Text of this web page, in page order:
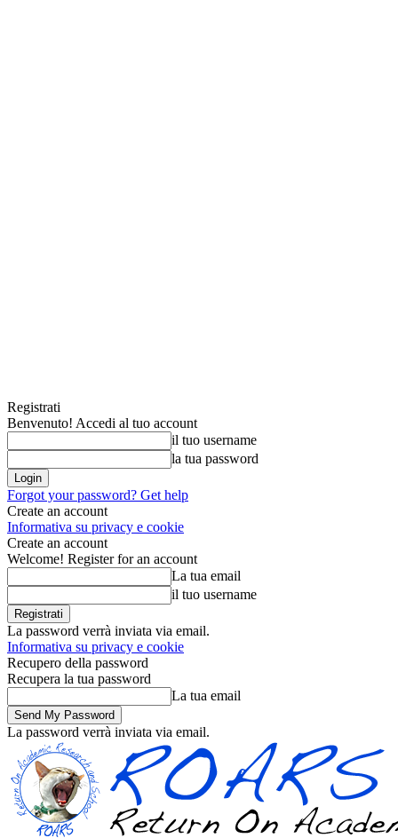
Registrati
Benvenuto! Accedi al tuo account
il tuo username
la tua password
Forgot your password? Get help
Create an account
Informativa su privacy e cookie
Create an account
Welcome! Register for an account
La tua email
il tuo username
La password verrà inviata via email.
Informativa su privacy e cookie
Recupero della password
Recupera la tua password
La tua email
La password verrà inviata via email.